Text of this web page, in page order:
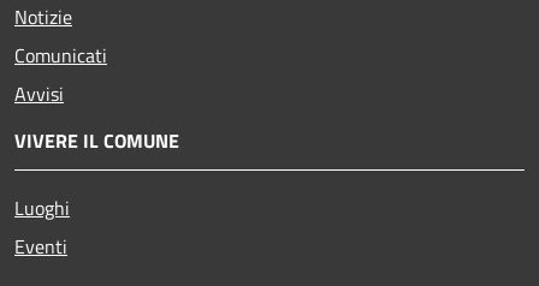
Notizie
Comunicati
Avvisi
VIVERE IL COMUNE
Luoghi
Eventi